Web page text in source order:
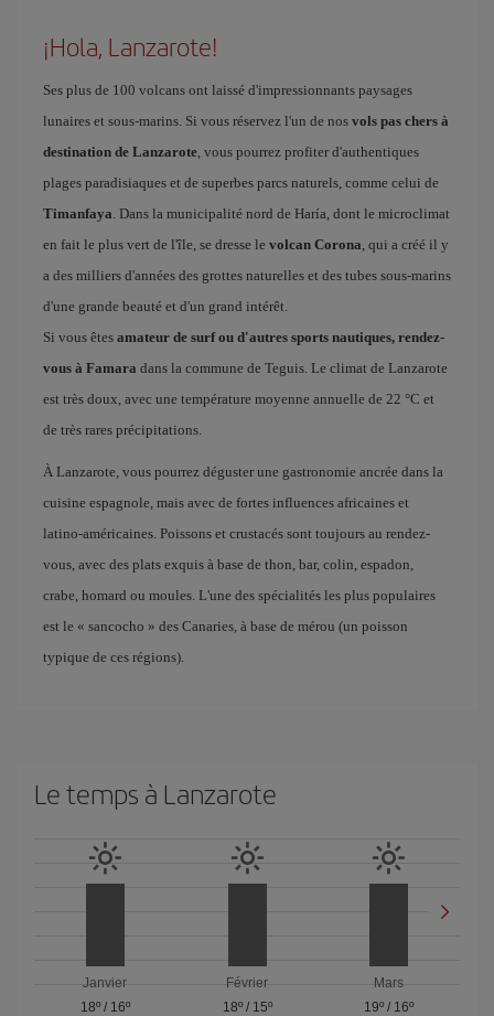
¡Hola, Lanzarote!
Ses plus de 100 volcans ont laissé d'impressionnants paysages
lunaires et sous-marins. Si vous réservez l'un de nos vols pas chers à
destination de Lanzarote, vous pourrez profiter d'authentiques
plages paradisiaques et de superbes parcs naturels, comme celui de
Timanfaya. Dans la municipalité nord de Haría, dont le microclimat
en fait le plus vert de l'île, se dresse le volcan Corona, qui a créé il y
a des milliers d'années des grottes naturelles et des tubes sous-marins
d'une grande beauté et d'un grand intérêt.
Si vous êtes amateur de surf ou d'autres sports nautiques, rendez-
vous à Famara dans la commune de Teguis. Le climat de Lanzarote
est très doux, avec une température moyenne annuelle de 22 °C et
de très rares précipitations.
À Lanzarote, vous pourrez déguster une gastronomie ancrée dans la
cuisine espagnole, mais avec de fortes influences africaines et
latino-américaines. Poissons et crustacés sont toujours au rendez-
vous, avec des plats exquis à base de thon, bar, colin, espadon,
crabe, homard ou moules. L'une des spécialités les plus populaires
est le « sancocho » des Canaries, à base de mérou (un poisson
typique de ces régions).
Le temps à Lanzarote
Janvier
18º/ 16º
Février
18º/ 15º
Mars
19º / 16º